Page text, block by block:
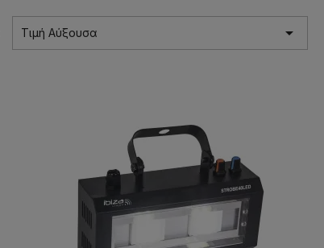
Τιμή Αύξουσα 